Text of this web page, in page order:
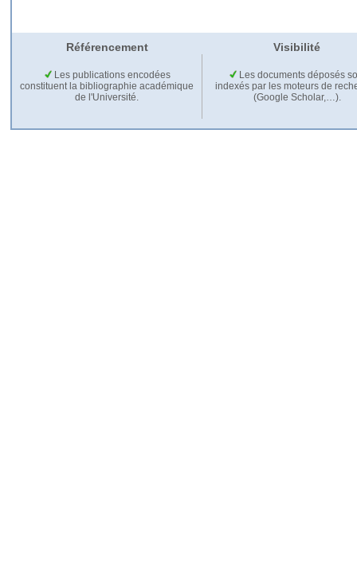
Référencement Visibilité
Les publications encodées
constituent la bibliographie académique
de l'Université.
Les documents déposés
indexés par les moteurs de
(Google Scholar,…).